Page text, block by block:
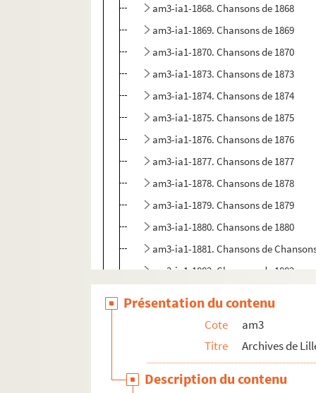
am3-ia1-1868. Chansons de 1868
am3-ia1-1869. Chansons de 1869
am3-ia1-1870. Chansons de 1870
am3-ia1-1873. Chansons de 1873
am3-ia1-1874. Chansons de 1874
am3-ia1-1875. Chansons de 1875
am3-ia1-1876. Chansons de 1876
am3-ia1-1877. Chansons de 1877
am3-ia1-1878. Chansons de 1878
am3-ia1-1879. Chansons de 1879
am3-ia1-1880. Chansons de 1880
am3-ia1-1881. Chansons de
am3-ia1-1882. Chansons de 1882
am3-ia1-1887. Chansons de 1887
Présentation du contenu
Cote
am3
Titre
Archives de
Description du contenu